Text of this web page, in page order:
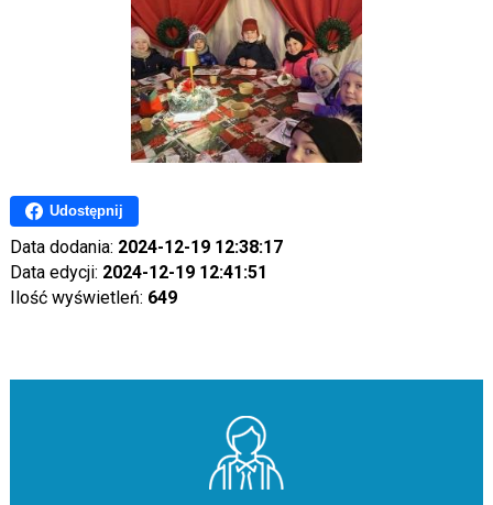
Udostępnij
Data dodania: 2024-12-19 12:38:17
Data edycji: 2024-12-19 12:41:51
Ilość wyświetleń: 649